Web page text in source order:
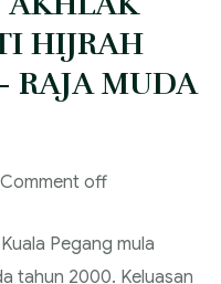
HIJRAH
RAJA MUDA
Comment off
Pegang mula
tahun 2000. Keluasan